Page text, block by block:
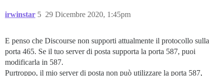
irwinstar 29 Dicembre 2020, 1:45pm
5
E penso che Discourse non supporti attualmente il protocollo sulla
porta 465. Se il tuo server di posta supporta la porta 587, puoi
modificarla in 587.
Purtroppo, il mio server di posta non può utilizzare la porta 587,